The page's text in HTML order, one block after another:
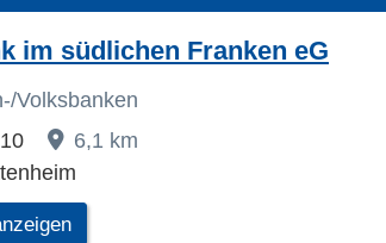
im südlichen Franken eG
Volksbanken
6,1 km